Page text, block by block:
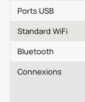
Ports USB
Standard WiFi
Bluetooth
Connexions